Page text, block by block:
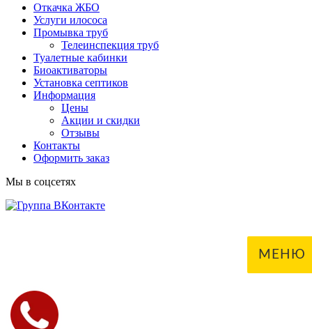
Откачка ЖБО
Услуги илососа
Промывка труб
Телеинспекция труб
Туалетные кабинки
Биоактиваторы
Установка септиков
Информация
Цены
Акции и скидки
Отзывы
Контакты
Оформить заказ
Мы в соцсетях
МЕНЮ